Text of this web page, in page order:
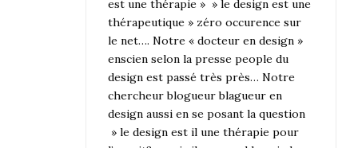
est une thérapie » » le design est une
thérapeutique » zéro occurence sur
le net…. Notre « docteur en design »
enscien selon la presse people du
design est passé très près… Notre
chercheur blogueur blagueur en
design aussi en se posant la question
» le design est il une thérapie pour